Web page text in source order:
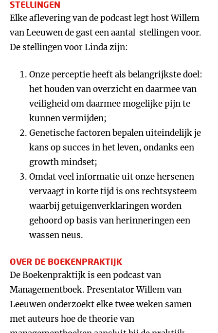
STELLINGEN
Elke aflevering van de podcast legt host Willem
van Leeuwen de gast een aantal stellingen voor.
De stellingen voor Linda zijn:
Onze perceptie heeft als belangrijkste doel:
het houden van overzicht en daarmee van
veiligheid om daarmee mogelijke pijn te
kunnen vermijden;
Genetische factoren bepalen uiteindelijk je
kans op succes in het leven, ondanks een
growth mindset;
Omdat veel informatie uit onze hersenen
vervaagt in korte tijd is ons rechtsysteem
waarbij getuigenverklaringen worden
gehoord op basis van herinneringen een
wassen neus.
OVER DE BOEKENPRAKTIJK
De Boekenpraktijk is een podcast van
Managementboek. Presentator Willem van
Leeuwen onderzoekt elke twee weken samen
met auteurs hoe de theorie van